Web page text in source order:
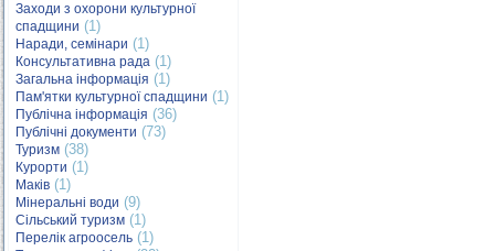
Заходи з охорони культурної
спадщини (1)
Наради, семінари (1)
Консультативна рада (1)
Загальна інформація (1)
Пам'ятки культурної спадщини (1)
Публічна інформація (36)
Публічні документи (73)
Туризм (38)
Курорти (1)
Маків (1)
Мінеральні води (9)
Сільський туризм (1)
Перелік агроосель (1)